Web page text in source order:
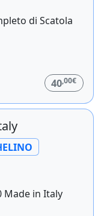
di Scatola
40,00€
Made in Italy